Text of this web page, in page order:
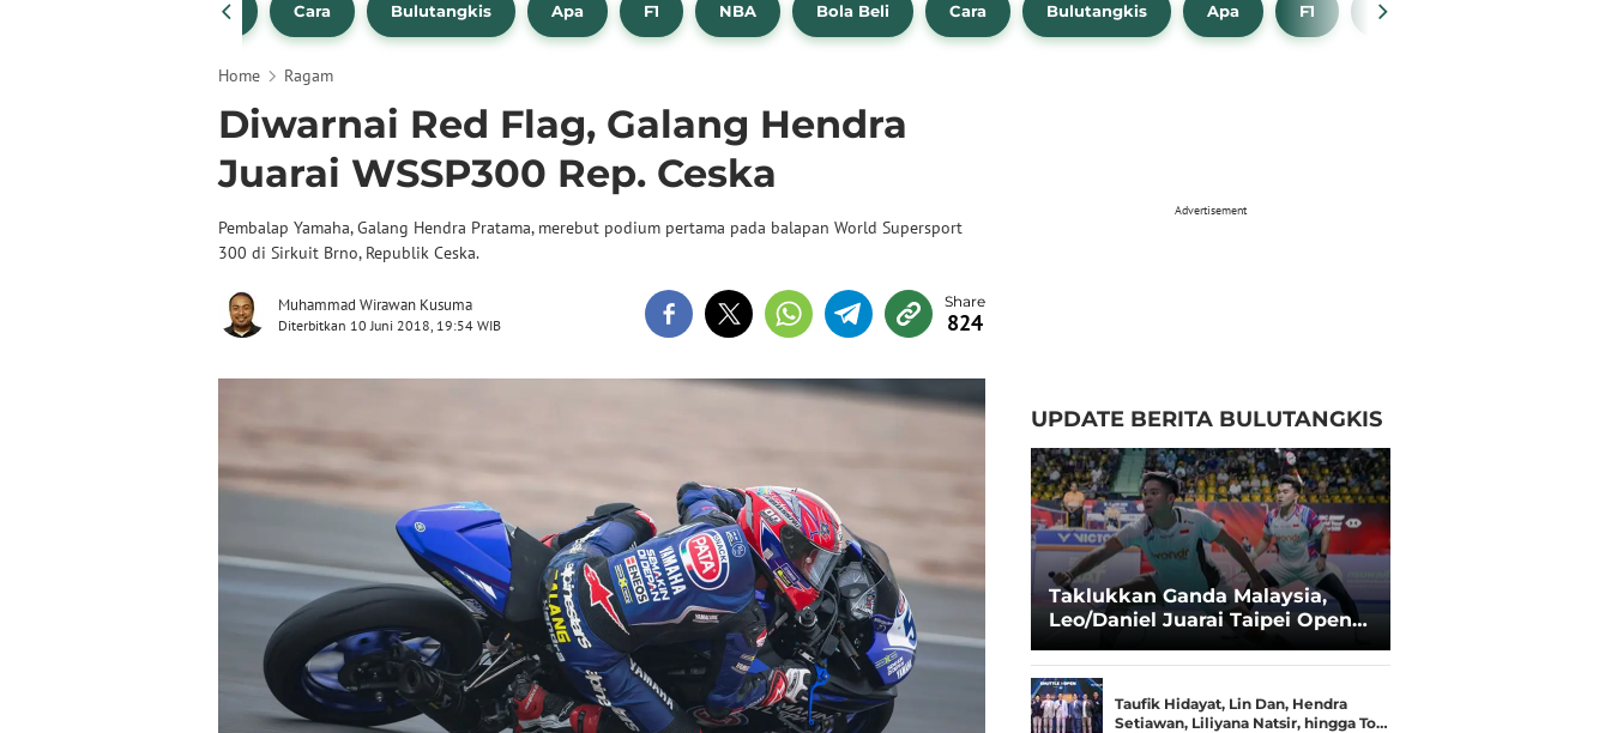
Bola Beli Cara Bulutangkis Apa F1 NBA Bola Beli Cara Bulutangkis Apa F1 NBA
Home Ragam
Diwarnai Red Flag, Galang Hendra
Juarai WSSP300 Rep. Ceska
Pembalap Yamaha, Galang Hendra Pratama, merebut podium pertama pada balapan World Supersport
300 di Sirkuit Brno, Republik Ceska.
Muhammad Wirawan Kusuma
Diterbitkan 10 Juni 2018, 19:54 WIB 824
Advertisement
UPDATE BERITA BULUTANGKIS
Taklukkan Ganda Malaysia,
Leo/Daniel Juarai Taipei Open
Taufik Hidayat, Lin Dan, Hendra
Setiawan, Liliyana Natsir, hingga To…